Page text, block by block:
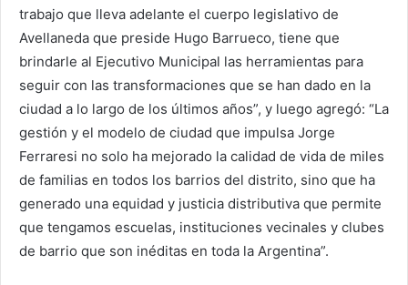
trabajo que lleva adelante el cuerpo legislativo de
Avellaneda que preside Hugo Barrueco, tiene que
brindarle al Ejecutivo Municipal las herramientas para
seguir con las transformaciones que se han dado en la
ciudad a lo largo de los últimos años”, y luego agregó: “La
gestión y el modelo de ciudad que impulsa Jorge
Ferraresi no solo ha mejorado la calidad de vida de miles
de familias en todos los barrios del distrito, sino que ha
generado una equidad y justicia distributiva que permite
que tengamos escuelas, instituciones vecinales y clubes
de barrio que son inéditas en toda la Argentina”.